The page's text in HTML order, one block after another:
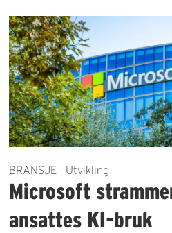
BRANSJE | Utvikling
Microsoft
ansattes KI-bruk